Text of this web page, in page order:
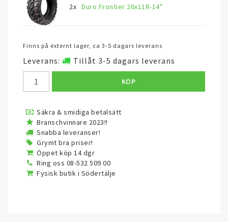
2x Duro Frontier 26x11R-14"
Finns på externt lager, ca 3-5 dagars leverans
Leverans: Tillåt 3-5 dagars leverans
KÖP
Säkra & smidiga betalsätt
Branschvinnare 2023!!
Snabba leveranser!
Grymt bra priser!
Öppet köp 14 dgr
Ring oss 08-532 509 00
Fysisk butik i Södertälje